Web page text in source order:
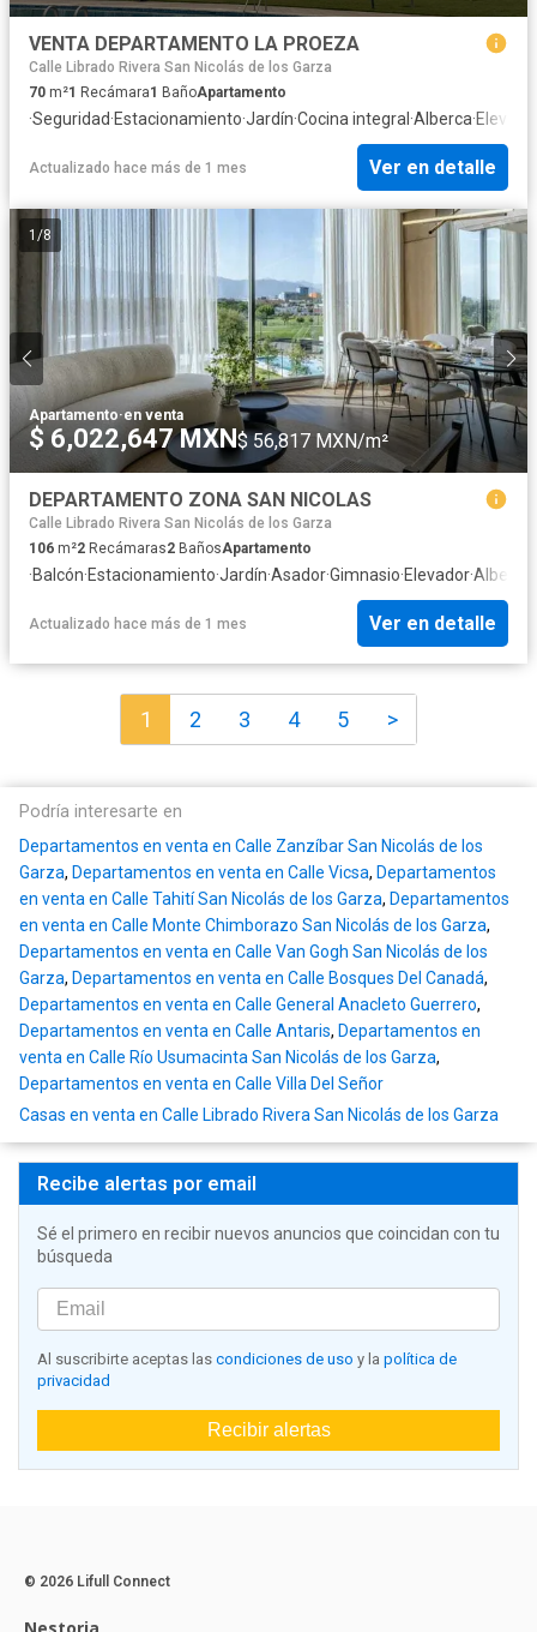
VENTA DEPARTAMENTO LA PROEZA
Calle Librado Rivera San Nicolás de los Garza
70 m²1 Recámara1 BañoApartamento
·Seguridad·Estacionamiento·Jardín·Cocina integral ·Alberca·
Actualizado hace más de 1 mes Ver en detalle
1 /8
Apartamento·en venta
$ 6,022,647 MXN$ 56,817 MXN/m²
DEPARTAMENTO ZONA SAN NICOLAS
Calle Librado Rivera San Nicolás de los Garza
106 m²2 Recámaras2 BañosApartamento
·Balcón·Estacionamiento·Jardín·Asador·Gimnasio·Elevador·Alberca
Actualizado hace más de 1 mes Ver en detalle
1 2 3 4 5 >
Podría interesarte en
Departamentos en venta en Calle Zanzíbar San Nicolás de los
Garza, Departamentos en venta en Calle Vicsa, Departamentos
en venta en Calle Tahití San Nicolás de los Garza, Departamentos
en venta en Calle Monte Chimborazo San Nicolás de los Garza,
Departamentos en venta en Calle Van Gogh San Nicolás de los
Garza, Departamentos en venta en Calle Bosques Del Canadá,
Departamentos en venta en Calle General Anacleto Guerrero,
Departamentos en venta en Calle Antaris, Departamentos en
venta en Calle Río Usumacinta San Nicolás de los Garza,
Departamentos en venta en Calle Villa Del Señor
Casas en venta en Calle Librado Rivera San Nicolás de los Garza
Recibe alertas por email
Sé el primero en recibir nuevos anuncios que coincidan con tu
búsqueda
Al suscribirte aceptas las condiciones de uso y la política de
privacidad
Recibir alertas
© 2026 Lifull Connect